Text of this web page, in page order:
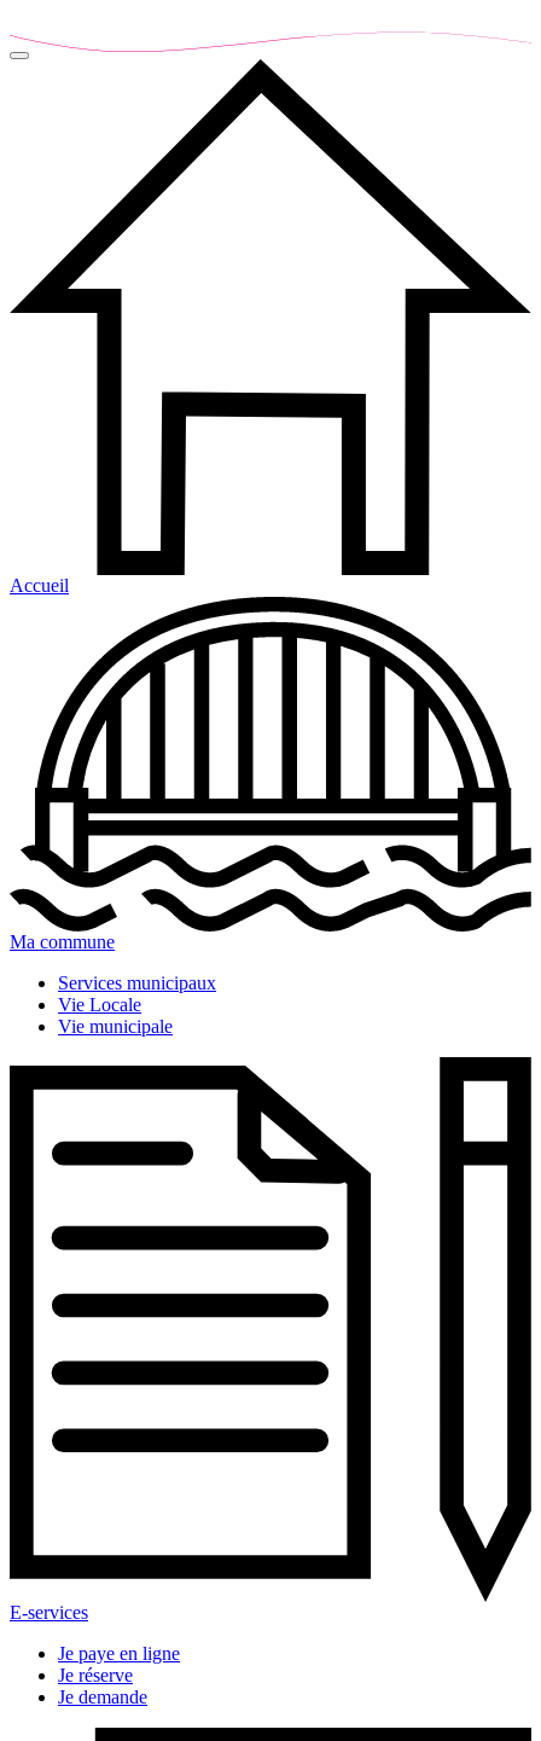
Accueil
Ma commune
Services municipaux
Vie Locale
Vie municipale
E-services
Je paye en ligne
Je réserve
Je demande